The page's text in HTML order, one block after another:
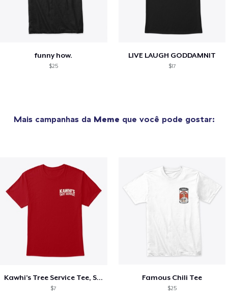
funny how.
$25
LIVE LAUGH GODDAMNIT
$17
Mais campanhas da Meme que você pode gostar:
Kawhi’s Tree Service Tee, Shirts, Mug
$7
Famous Chili Tee
$25